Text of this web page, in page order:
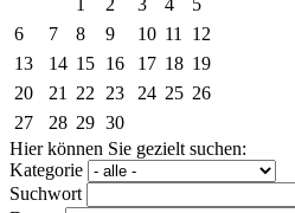
1
2 3 4
5
6
7 8 9 10 11
12
13
14 15 16 17 18 19
20
21 22 23 24 25 26
27
28 29 30
Hier können Sie gezielt suchen:
Kategorie
Suchwort